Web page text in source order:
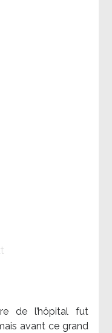
de l’hôpital fut
avant ce grand